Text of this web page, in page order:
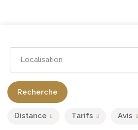
Recherche
Distance Tarifs Avis